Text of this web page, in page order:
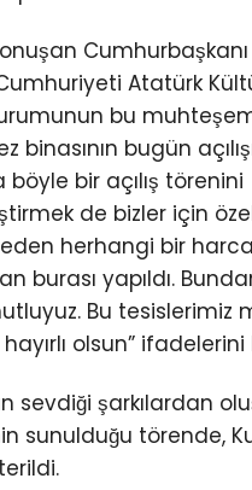
Atatürk
bu
binasının bugün
böyle bir açılış törenini
de bizler için
herhangi bir
burası yapıldı.
Bu tesislerimiz
olsun” ifadelerini
sevdiği şarkılardan
sunulduğu törende,